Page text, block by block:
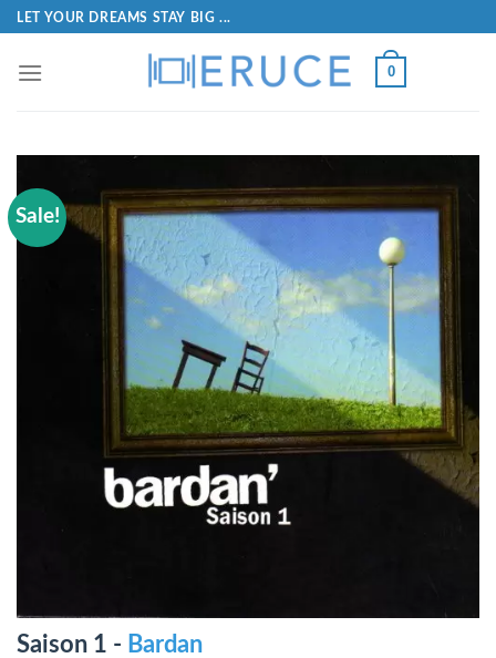
LET YOUR DREAMS STAY BIG ...
0
Sale!
Saison 1 - Bardan